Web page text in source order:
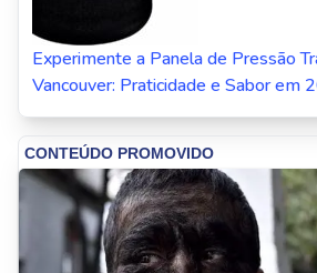
Experimente a Panela de Pressão
Vancouver: Praticidade e Sabor em